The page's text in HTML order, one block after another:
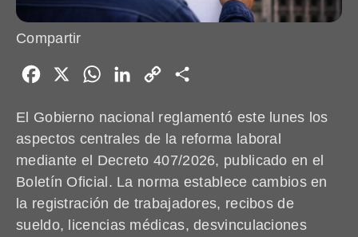
Compartir
Facebook WhatsAppLinkedIn
Copy
El Gobierno nacional reglamentó este lunes los
aspectos centrales de la reforma laboral
mediante el Decreto 407/2026, publicado en el
Boletín Oficial. La norma establece cambios en
la registración de trabajadores, recibos de
sueldo, licencias médicas, desvinculaciones